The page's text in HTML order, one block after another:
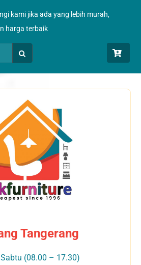
kami jika ada yang lebih murah,
harga terbaik
Tangerang
(08.00 – 17.30)